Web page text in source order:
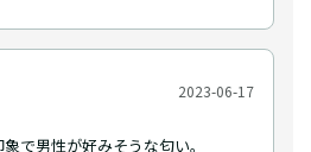
2023-06-17
で男性が好みそうな匂い。